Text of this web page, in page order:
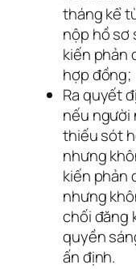
tháng kể
nộp hồ sơ
kiến phản
hợp đồng;
Ra quyết
nếu người
thiếu sót
nhưng
kiến phản
nhưng
chối đăng
quyền
ấn định.